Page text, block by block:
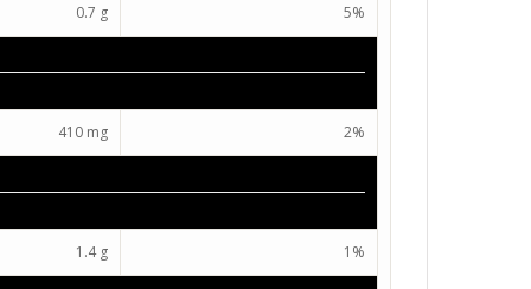
0.7 g 5%
410 mg 2%
1.4 g 1%